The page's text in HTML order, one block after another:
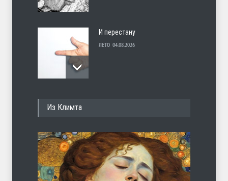
И перестану
ЛЕТО 04.08.2026
Марципан (из Агнии Барто)
ЛЕТО 31.07.2026
Из Климта